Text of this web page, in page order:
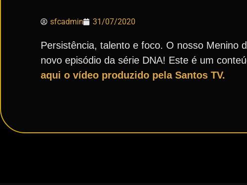
sfcadmin 31/07/2020
Persistência, talento e foco. O nosso Menino
novo episódio da série DNA! Este é um
aqui o vídeo produzido pela Santos TV.